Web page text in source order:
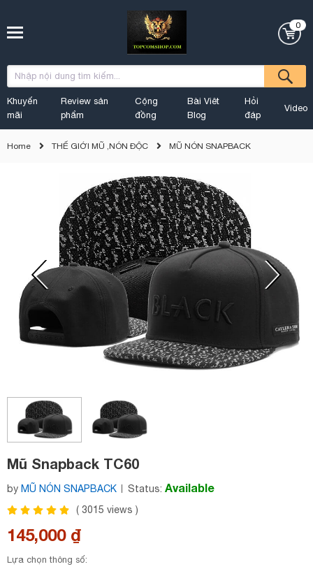
0
Khuyến
mãi
Review sản
phẩm
Cộng
đồng
Bài Viêt
Blog
Hỏi
đáp
Video
Home THẾ GIỚI MŨ ,NÓN ĐỘC MŨ NÓN SNAPBACK
Mũ Snapback TC60
by MŨ NÓN SNAPBACK Status: Available
( 3015 views )
145,000 ₫
Lựa chọn thông số: